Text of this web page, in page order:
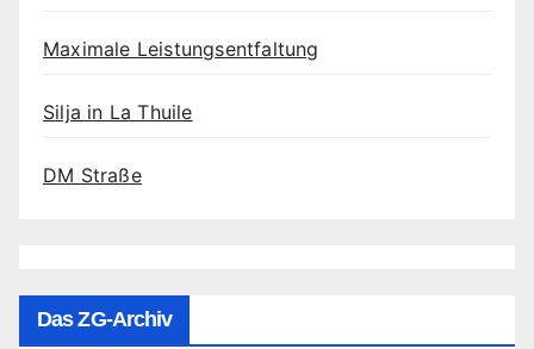
Maximale Leistungsentfaltung
Silja in La Thuile
DM Straße
Das ZG-Archiv